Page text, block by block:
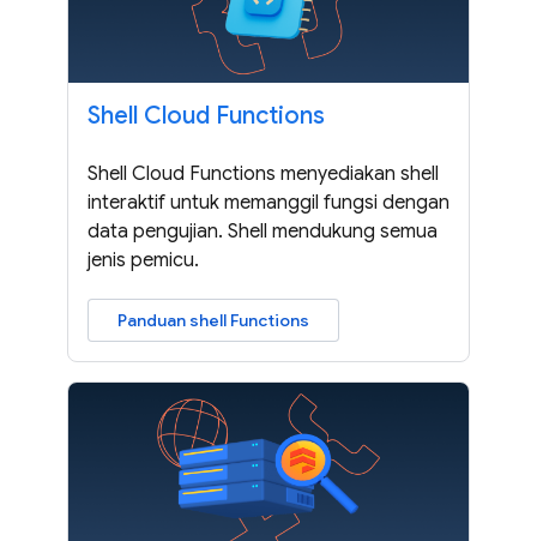
Shell Cloud Functions
Shell Cloud Functions menyediakan shell
interaktif untuk memanggil fungsi dengan
data pengujian. Shell mendukung semua
jenis pemicu.
Panduan shell Functions